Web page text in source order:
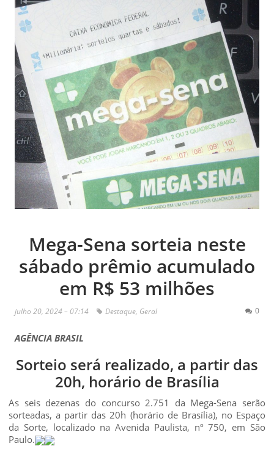
Mega-Sena sorteia neste
sábado prêmio acumulado
em R$ 53 milhões
julho 20, 2024 – 07:14 Destaque, Geral 0
AGÊNCIA BRASIL
Sorteio será realizado, a partir das
20h, horário de Brasília
As seis dezenas do concurso 2.751 da Mega-Sena serão
sorteadas, a partir das 20h (horário de Brasília), no Espaço
da Sorte, localizado na Avenida Paulista, nº 750, em São
Paulo.